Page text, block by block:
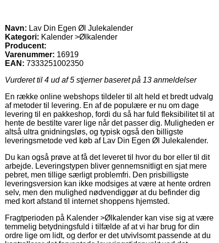
Navn: Lav Din Egen Øl Julekalender
Kategori: Kalender >Ølkalender
Producent:
Varenummer: 16919
EAN: 7333251002350
Vurderet til 4 ud af 5 stjerner baseret på 13 anmeldelser
En række online webshops tildeler til alt held et bredt udvalg
af metoder til levering. En af de populære er nu om dage
levering til en pakkeshop, fordi du så har fuld fleksibilitet til at
hente de bestilte varer lige når det passer dig. Muligheden er
altså ultra gnidningsløs, og typisk også den billigste
leveringsmetode ved køb af Lav Din Egen Øl Julekalender.
Du kan også prøve at få det leveret til hvor du bor eller til dit
arbejde. Leveringstypen bliver gennemsnitligt en sjat mere
pebret, men tillige særligt problemfri. Den prisbilligste
leveringsversion kan ikke modsiges at være at hente ordren
selv, men den mulighed nødvendiggør at du befinder dig
med kort afstand til internet shoppens hjemsted.
Fragtperioden på Kalender >Ølkalender kan vise sig at være
temmelig betydningsfuld i tilfælde af at vi har brug for din
ordre lige om lidt, og derfor er det utvivlsomt passende at du